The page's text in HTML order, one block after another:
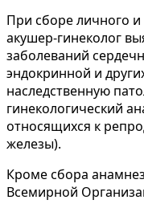
При сборе личного
акушер-гинеколог
заболеваний
эндокринной и
наследственную
гинекологический
относящихся к
железы).
Кроме сбора
Всемирной